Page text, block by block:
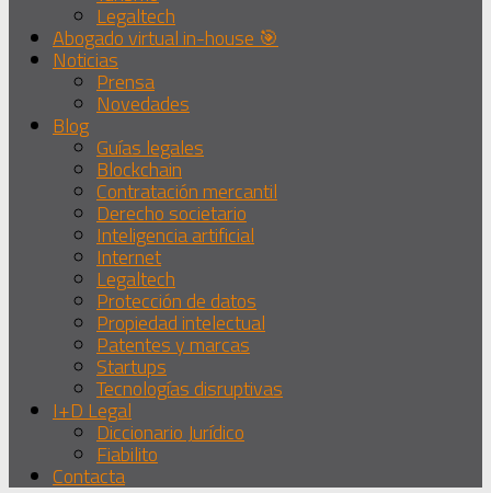
Legaltech
Abogado virtual in-house 🎯
Noticias
Prensa
Novedades
Blog
Guías legales
Blockchain
Contratación mercantil
Derecho societario
Inteligencia artificial
Internet
Legaltech
Protección de datos
Propiedad intelectual
Patentes y marcas
Startups
Tecnologías disruptivas
I+D Legal
Diccionario Jurídico
Fiabilito
Contacta